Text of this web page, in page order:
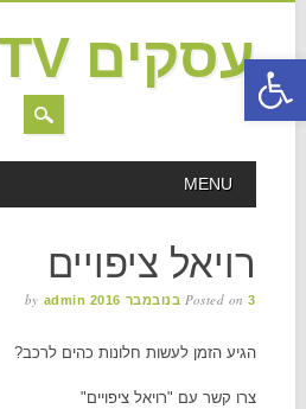
פתח סרגל נגישות
עסקים TV
MAIN MENU
MENU
רויאל ציפויים
Posted on3 בנובמבר 2016 by admin
הגיע הזמן לעשות חלונות כהים לרכב?
צרו קשר עם "רויאל ציפויים"